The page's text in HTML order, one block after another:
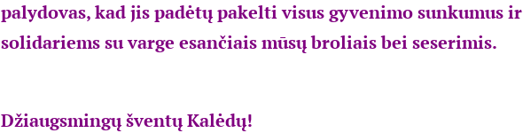
palydovas, kad jis padėtų pakelti visus gyvenimo sunkumus
solidariems su varge esančiais mūsų broliais bei seserimis.
Džiaugsmingų šventų Kalėdų!